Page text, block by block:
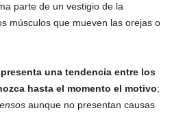
parte de un vestigio de la
músculos que mueven las orejas o
presenta una tendencia entre los
hasta el momento el motivo;
aunque no presentan causas